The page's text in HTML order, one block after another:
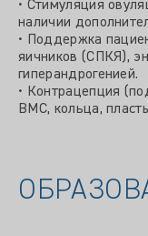
• Стимуляция
наличии
• Поддержка
яичников (СПКЯ),
гиперандрогенией.
• Контрацепция
ВМС, кольца,